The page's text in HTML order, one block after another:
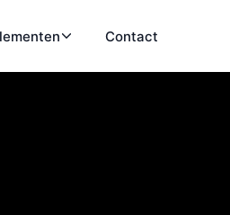
Contact